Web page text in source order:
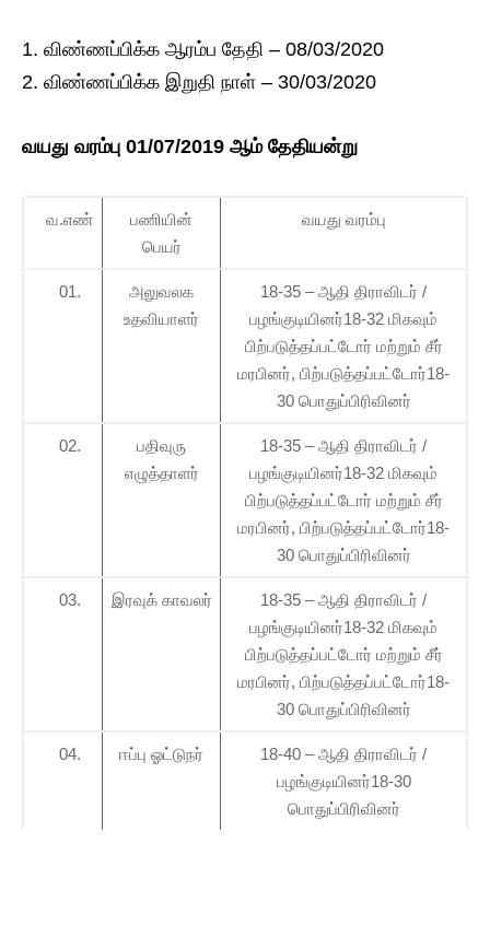
விண்ணப்பிக்க ஆரம்ப தேதி – 08/03/2020
விண்ணப்பிக்க இறுதி நாள் – 30/03/2020
வயது வரம்பு 01/07/2019 ஆம் தேதியன்று
வ.எண்
பணியின்
பெயர்
வயது வரம்பு
01.
அலுவலக
உதவியாளர்
18-35 – ஆதி திராவிடர் /
பழங்குடியினர்18-32 மிகவும்
பிற்படுத்தப்பட்டோர் மற்றும் சீர்
மரபினர், பிற்படுத்தப்பட்டோர்18-
30 பொதுப்பிரிவினர்
02.
பதிவுரு
எழுத்தாளர்
18-35 – ஆதி திராவிடர் /
பழங்குடியினர்18-32 மிகவும்
பிற்படுத்தப்பட்டோர் மற்றும் சீர்
மரபினர், பிற்படுத்தப்பட்டோர்18-
30 பொதுப்பிரிவினர்
03. இரவுக் காவலர்
18-35 – ஆதி திராவிடர் /
பழங்குடியினர்18-32 மிகவும்
பிற்படுத்தப்பட்டோர் மற்றும் சீர்
மரபினர், பிற்படுத்தப்பட்டோர்18-
30 பொதுப்பிரிவினர்
04. ஈப்பு ஓட்டுநர்
18-40 – ஆதி திராவிடர் /
பழங்குடியினர்18-30
பொதுப்பிரிவினர்